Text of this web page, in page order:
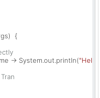
  {
-> System.out.println(
"Hello